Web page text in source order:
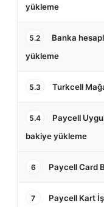
yükleme
5.2
Banka
yükleme
5.3 Turkcell
5.4
Paycell
bakiye yükleme
6 Paycell Card
7 Paycell Kart